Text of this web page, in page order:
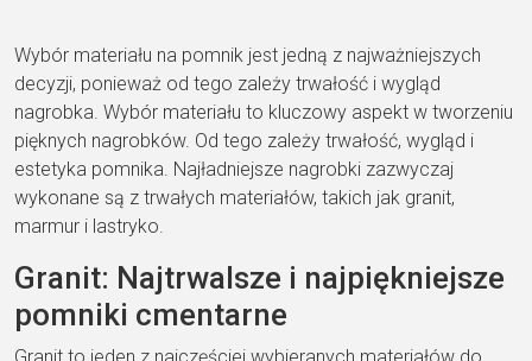
Wybór materiału na pomnik jest jedną z najważniejszych
decyzji, ponieważ od tego zależy trwałość i wygląd
nagrobka. Wybór materiału to kluczowy aspekt w tworzeniu
pięknych nagrobków. Od tego zależy trwałość, wygląd i
estetyka pomnika. Najładniejsze nagrobki zazwyczaj
wykonane są z trwałych materiałów, takich jak granit,
marmur i lastryko.
Granit: Najtrwalsze i najpiękniejsze
pomniki cmentarne